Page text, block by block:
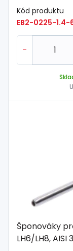
Kód produktu
EB2-0225-1.4-
-
Šponováky
LH6/LH8, AISI